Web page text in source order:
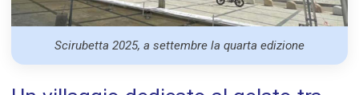
Scirubetta 2025, a settembre la quarta edizione